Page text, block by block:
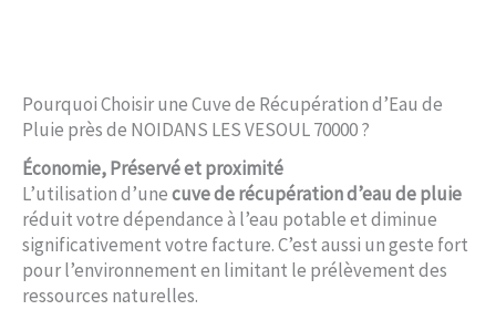
Pourquoi Choisir une Cuve de Récupération d’Eau de
Pluie près de NOIDANS LES VESOUL 70000 ?
Économie, Préservé et proximité
L’utilisation d’unecuve de récupération d’eau de pluie
réduit votre dépendance à l’eau potable et diminue
significativement votre facture. C’est aussi un geste fort
pour l’environnement en limitant le prélèvement des
ressources naturelles.